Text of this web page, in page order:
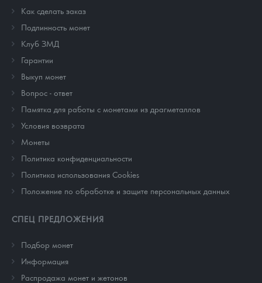
Как сделать заказ
Подлинность монет
Клуб ЗМД
Гарантии
Выкуп монет
Вопрос - ответ
Памятка для работы с монетами из драгметаллов
Условия возврата
Монеты
Политика конфиденциальности
Политика использования Cookies
Положение по обработке и защите персональных данных
СПЕЦ ПРЕДЛОЖЕНИЯ
Подбор монет
Информация
Распродажа монет и жетонов